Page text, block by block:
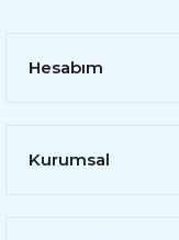
Hesabım
Kurumsal